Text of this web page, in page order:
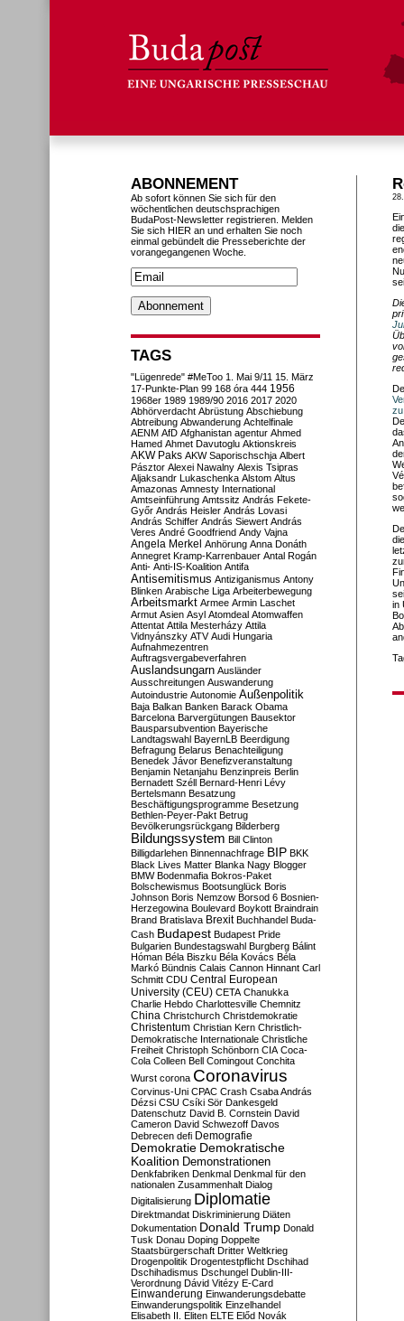
in
ABONNEMENT
Ab sofort können Sie sich für den
wöchentlichen deutschsprachigen
BudaPost-Newsletter registrieren. Melden
Sie sich HIER an und erhalten Sie noch
einmal gebündelt die Presseberichte der
vorangegangenen Woche.
TAGS
"Lügenrede" #MeToo 1. Mai 9/11 15. März
17-Punkte-Plan 99 168 óra 444 1956
1968er 1989 1989/90 2016 2017 2020
Abhörverdacht Abrüstung Abschiebung
Abtreibung Abwanderung Achtelfinale
AENM AfD Afghanistan agentur Ahmed
Hamed Ahmet Davutoglu Aktionskreis
AKW Paks AKW Saporischschja Albert
Pásztor Alexei Nawalny Alexis Tsipras
Aljaksandr Lukaschenka Alstom Altus
Amazonas Amnesty International
Amtseinführung Amtssitz András Fekete-
Győr András Heisler András Lovasi
András Schiffer András Siewert András
Veres André Goodfriend Andy Vajna
Angela Merkel Anhörung Anna Donáth
Annegret Kramp-Karrenbauer Antal Rogán
Anti- Anti-IS-Koalition Antifa
Antisemitismus Antiziganismus Antony
Blinken Arabische Liga Arbeiterbewegung
Arbeitsmarkt Armee Armin Laschet
Armut Asien Asyl Atomdeal Atomwaffen
Attentat Attila Mesterházy Attila
Vidnyánszky ATV Audi Hungaria
Aufnahmezentren
Auftragsvergabeverfahren
Auslandsungarn Ausländer
Ausschreitungen Auswanderung
Autoindustrie Autonomie Außenpolitik
Baja Balkan Banken Barack Obama
Barcelona Barvergütungen Bausektor
Bausparsubvention Bayerische
Landtagswahl BayernLB Beerdigung
Befragung Belarus Benachteiligung
Benedek Jávor Benefizveranstaltung
Benjamin Netanjahu Benzinpreis Berlin
Bernadett Széll Bernard-Henri Lévy
Bertelsmann Besatzung
Beschäftigungsprogramme Besetzung
Bethlen-Peyer-Pakt Betrug
Bevölkerungsrückgang Bilderberg
Bildungssystem Bill Clinton
Billigdarlehen Binnennachfrage BIP BKK
Black Lives Matter Blanka Nagy Blogger
BMW Bodenmafia Bokros-Paket
Bolschewismus Bootsunglück Boris
Johnson Boris Nemzow Borsod 6 Bosnien-
Herzegowina Boulevard Boykott Braindrain
Brand Bratislava Brexit Buchhandel Buda-
Cash Budapest Budapest Pride
Bulgarien Bundestagswahl Burgberg Bálint
Hóman Béla Biszku Béla Kovács Béla
Markó Bündnis Calais Cannon Hinnant Carl
Schmitt CDU Central European
University (CEU) CETA Chanukka
Charlie Hebdo Charlottesville Chemnitz
China Christchurch Christdemokratie
Christentum Christian Kern Christlich-
Demokratische Internationale Christliche
Freiheit Christoph Schönborn CIA Coca-
Cola Colleen Bell Comingout Conchita
Wurst corona Coronavirus
Corvinus-Uni CPAC Crash Csaba András
Dézsi CSU Csíki Sör Dankesgeld
Datenschutz David B. Cornstein David
Cameron David Schwezoff Davos
Debrecen defi Demografie
Demokratie Demokratische
Koalition Demonstrationen
Denkfabriken Denkmal Denkmal für den
nationalen Zusammenhalt Dialog
Digitalisierung Diplomatie
Direktmandat Diskriminierung Diäten
Dokumentation Donald Trump Donald
Tusk Donau Doping Doppelte
Staatsbürgerschaft Dritter Weltkrieg
Drogenpolitik Drogentestpflicht Dschihad
Dschihadismus Dschungel Dublin-III-
Verordnung Dávid Vitézy E-Card
Einwanderung Einwanderungsdebatte
Einwanderungspolitik Einzelhandel
Elisabeth II. Eliten ELTE Előd Novák